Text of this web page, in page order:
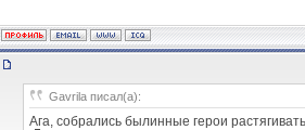
Gavrila писал(а):
Ага, собрались былинные герои